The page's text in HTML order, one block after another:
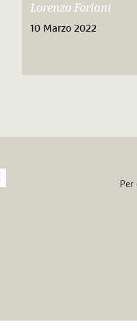
Lorenzo Forlani
10 Marzo 2022